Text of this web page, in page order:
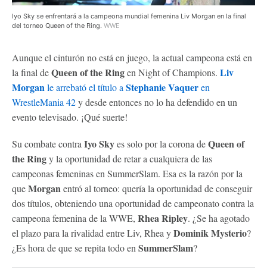
Iyo Sky se enfrentará a la campeona mundial femenina Liv Morgan en la final
del torneo Queen of the Ring. WWE
Aunque el cinturón no está en juego, la actual campeona está en
la final deQueen of the Ringen Night of Champions. Liv
Morgan le arrebató el título a Stephanie Vaqueren
WrestleMania 42y desde entonces no lo ha defendido en un
evento televisado. ¡Qué suerte!
Su combate contra Iyo Skyes solo por la corona deQueen of
the Ringy la oportunidad de retar a cualquiera de las
campeonas femeninas en SummerSlam. Esa es la razón por la
queMorgan entró al torneo: quería la oportunidad de conseguir
dos títulos, obteniendo una oportunidad de campeonato contra la
campeona femenina de la WWE, Rhea Ripley. ¿Se ha agotado
el plazo para la rivalidad entre Liv, Rhea yDominik Mysterio?
¿Es hora de que se repita todo en SummerSlam?